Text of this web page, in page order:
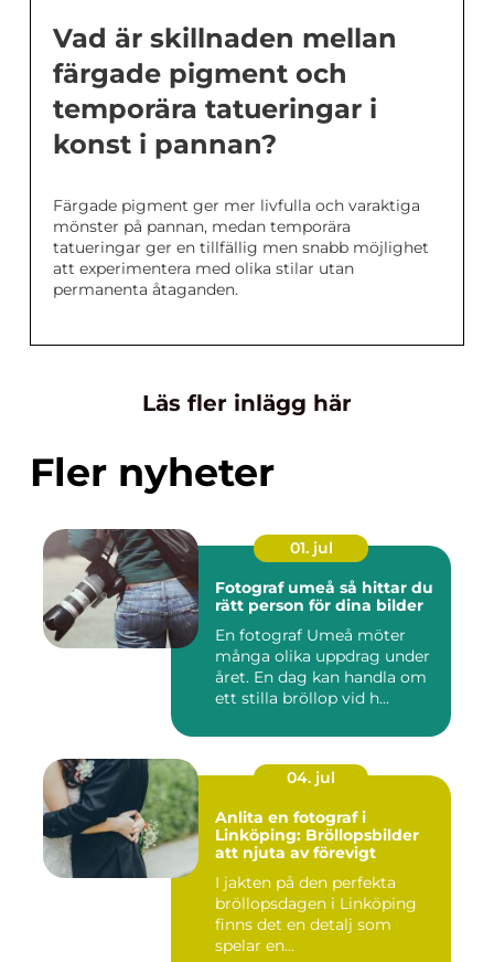
Vad är skillnaden mellan
färgade pigment och
temporära tatueringar i
konst i pannan?
Färgade pigment ger mer livfulla och varaktiga
mönster på pannan, medan temporära
tatueringar ger en tillfällig men snabb möjlighet
att experimentera med olika stilar utan
permanenta åtaganden.
Läs fler inlägg här
Fler nyheter
01. jul
Fotograf umeå så hittar du
rätt person för dina bilder
En fotograf Umeå möter
många olika uppdrag under
året. En dag kan handla om
ett stilla bröllop vid h...
04. jul
Anlita en fotograf i
Linköping: Bröllopsbilder
att njuta av förevigt
I jakten på den perfekta
bröllopsdagen i Linköping
finns det en detalj som
spelar en...